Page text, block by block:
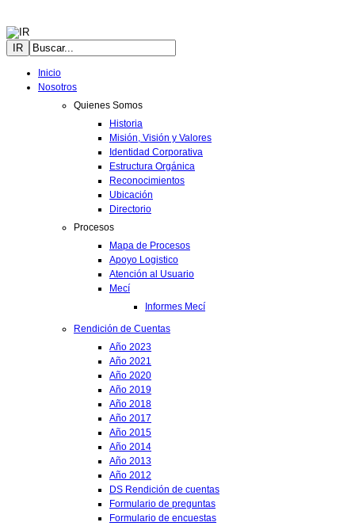
IR
Inicio
Nosotros
Quienes Somos
Historia
Misión, Visión y Valores
Identidad Corporativa
Estructura Orgánica
Reconocimientos
Ubicación
Directorio
Procesos
Mapa de Procesos
Apoyo Logistico
Atención al Usuario
Mecí
Informes Mecí
Rendición de Cuentas
Año 2023
Año 2021
Año 2020
Año 2019
Año 2018
Año 2017
Año 2015
Año 2014
Año 2013
Año 2012
DS Rendición de cuentas
Formulario de preguntas
Formulario de encuestas